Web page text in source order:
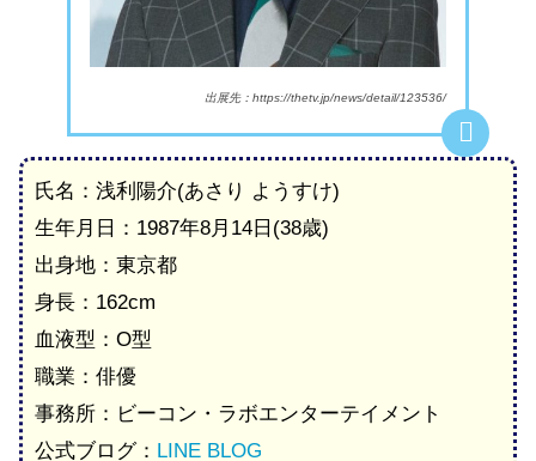
出展先：https://thetv.jp/news/detail/123536/
氏名：浅利陽介(あさり ようすけ)
生年月日：1987年8月14日(38歳)
出身地：東京都
身長：162cm
血液型：O型
職業：俳優
事務所：ビーコン・ラボエンターテイメント
公式ブログ： LINE BLOG